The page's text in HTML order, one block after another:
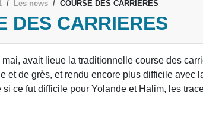
Les news COURSE DES CARRIERES
DES CARRIERES
avait lieue la traditionnelle course des
et de grès, et rendu encore plus difficile avec
si ce fut difficile pour Yolande et Halim, les